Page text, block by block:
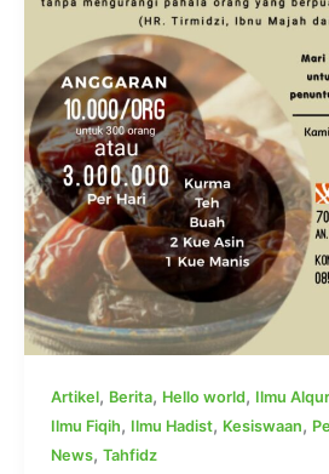
Artikel, Berita, Hello world, Ilmu
Ilmu Fiqih, Ilmu Hadist, Kesiswaan,
News, Tahfidz